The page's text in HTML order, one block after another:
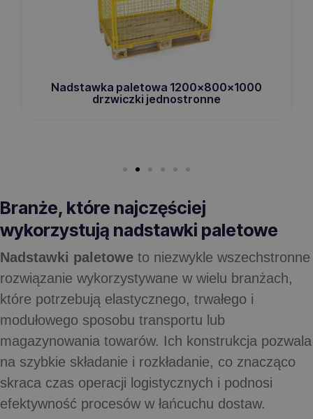
Nadstawka paletowa 1200x800x1000
drzwiczki jednostronne
Branże, które najczęściej
wykorzystują nadstawki paletowe
Nadstawki paletowe to niezwykle wszechstronne
rozwiązanie wykorzystywane w wielu branżach,
które potrzebują elastycznego, trwałego i
modułowego sposobu transportu lub
magazynowania towarów. Ich konstrukcja pozwala
na szybkie składanie i rozkładanie, co znacząco
skraca czas operacji logistycznych i podnosi
efektywność procesów w łańcuchu dostaw.